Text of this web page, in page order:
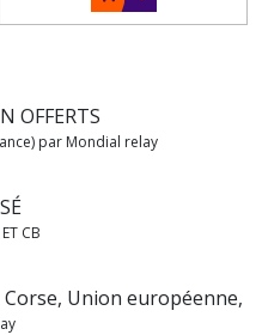
OFFERTS
par Mondial relay
CB
Corse, Union européenne,